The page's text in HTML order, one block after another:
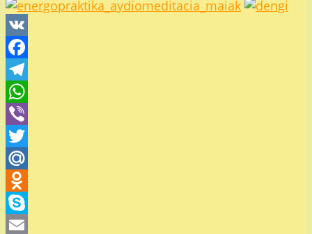
VK
Facebook
Telegram
WhatsApp
Viber
Twitter
Mail.Ru
Odnoklassniki
Skype